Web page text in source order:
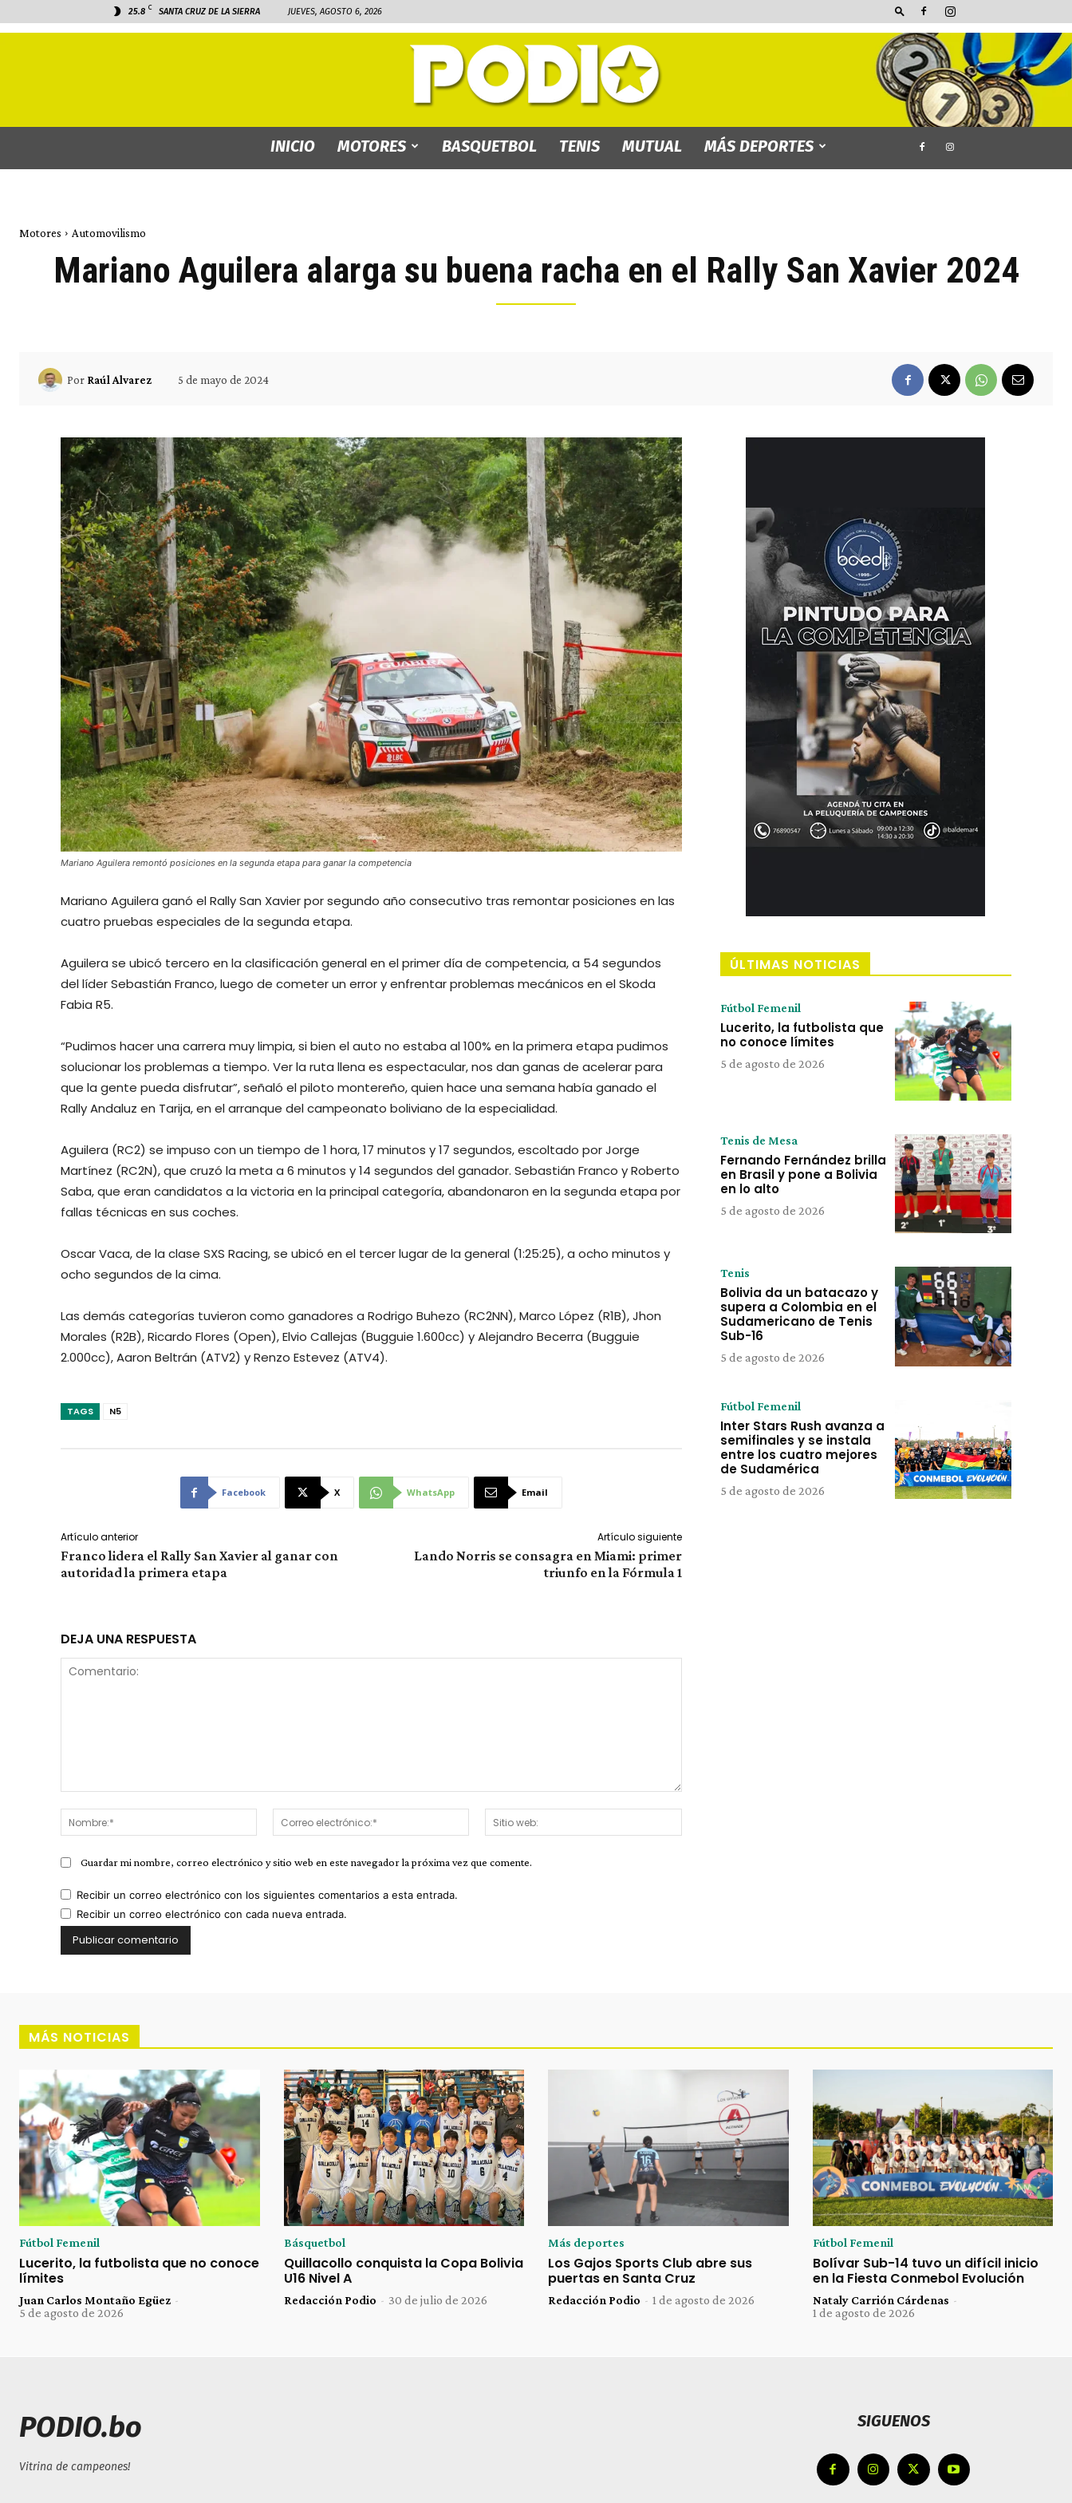
25.8 C SANTA CRUZ DE LA SIERRA JUEVES, AGOSTO 6, 2026
INICIO MOTORES BASQUETBOL TENIS MUTUAL MÁS DEPORTES
Motores Automovilismo
Mariano Aguilera alarga su buena racha en el Rally San Xavier 2024
Por Raúl Alvarez 5 de mayo de 2024
Mariano Aguilera remontó posiciones en la segunda etapa para ganar la competencia
Mariano Aguilera ganó el Rally San Xavier por segundo año consecutivo tras remontar posiciones en las
cuatro pruebas especiales de la segunda etapa.
Aguilera se ubicó tercero en la clasificación general en el primer día de competencia, a 54 segundos
del líder Sebastián Franco, luego de cometer un error y enfrentar problemas mecánicos en el Skoda
Fabia R5.
“Pudimos hacer una carrera muy limpia, si bien el auto no estaba al 100% en la primera etapa pudimos
solucionar los problemas a tiempo. Ver la ruta llena es espectacular, nos dan ganas de acelerar para
que la gente pueda disfrutar”, señaló el piloto montereño, quien hace una semana había ganado el
Rally Andaluz en Tarija, en el arranque del campeonato boliviano de la especialidad.
Aguilera (RC2) se impuso con un tiempo de 1 hora, 17 minutos y 17 segundos, escoltado por Jorge
Martínez (RC2N), que cruzó la meta a 6 minutos y 14 segundos del ganador. Sebastián Franco y Roberto
Saba, que eran candidatos a la victoria en la principal categoría, abandonaron en la segunda etapa por
fallas técnicas en sus coches.
Oscar Vaca, de la clase SXS Racing, se ubicó en el tercer lugar de la general (1:25:25), a ocho minutos y
ocho segundos de la cima.
Las demás categorías tuvieron como ganadores a Rodrigo Buhezo (RC2NN), Marco López (R1B), Jhon
Morales (R2B), Ricardo Flores (Open), Elvio Callejas (Bugguie 1.600cc) y Alejandro Becerra (Bugguie
2.000cc), Aaron Beltrán (ATV2) y Renzo Estevez (ATV4).
TAGS N5
Facebook X WhatsApp Email
Artículo anterior
Franco lidera el Rally San Xavier al ganar con
autoridad la primera etapa
Artículo siguiente
Lando Norris se consagra en Miami: primer
triunfo en la Fórmula 1
DEJA UNA RESPUESTA
Nombre:*
Correo
electrónico:*
web:
Guardar mi nombre, correo electrónico y sitio web en este navegador la próxima vez que comente.
Recibir un correo electrónico con los siguientes comentarios a esta entrada.
Recibir un correo electrónico con cada nueva entrada.
ÚLTIMAS NOTICIAS
Fútbol Femenil
Lucerito, la futbolista que
no conoce límites
5 de agosto de 2026
Tenis de Mesa
Fernando Fernández brilla
en Brasil y pone a Bolivia
en lo alto
5 de agosto de 2026
Tenis
Bolivia da un batacazo y
supera a Colombia en el
Sudamericano de Tenis
Sub-16
5 de agosto de 2026
Fútbol Femenil
Inter Stars Rush avanza a
semifinales y se instala
entre los cuatro mejores
de Sudamérica
5 de agosto de 2026
MÁS NOTICIAS
Fútbol Femenil
Lucerito, la futbolista que no conoce
límites
Juan Carlos Montaño Egüez -
5 de agosto de 2026
Básquetbol
Quillacollo conquista la Copa Bolivia
U16 Nivel A
Redacción Podio - 30 de julio de 2026
Más deportes
Los Gajos Sports Club abre sus
puertas en Santa Cruz
Redacción Podio - 1 de agosto de 2026
Fútbol Femenil
Bolívar Sub-14 tuvo un difícil inicio
en la Fiesta Conmebol Evolución
Nataly Carrión Cárdenas -
1 de agosto de 2026
PODIO.bo
Vitrina de campeones!
SIGUENOS